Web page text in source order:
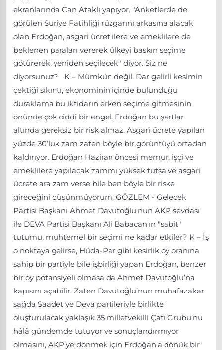
ekranlarında Can Ataklı yapıyor. "Anketlerde de
görülen Suriye Fatihliği rüzgarını arkasına alacak
olan Erdoğan, asgari ücretlilere ve emeklilere de
beklenen paraları vererek ülkeyi baskın seçime
götürerek, yeniden seçilecek" diyor. Siz ne
diyorsunuz? K – Mümkün değil. Dar gelirli kesimin
çektiği sıkıntı, ekonominin içinde bulunduğu
duraklama bu iktidarın erken seçime gitmesinin
önünde çok ciddi bir engel. Erdoğan bu şartlar
altında gereksiz bir risk almaz. Asgari ücrete yapılan
yüzde 30’luk zam zaten böyle bir görüntüyü ortadan
kaldırıyor. Erdoğan Haziran öncesi memur, işçi ve
emeklilere yapılacak zammı yüksek tutsa ve asgari
ücrete ara zam verse bile ben böyle bir riske
gireceğini düşünmüyorum. GÖZLEM - Gelecek
Partisi Başkanı Ahmet Davutoğlu'nun AKP sevdası
ile DEVA Partisi Başkanı Ali Babacan'ın "sabit"
tutumu, muhtemel bir seçimi ne kadar etkiler? K – İş
o noktaya gelirse, Hüda-Par gibi kesirlik oy oranına
sahip bir partiyle bile işbirliği yapan Erdoğan, benzer
bir oy potansiyeli olmasa da Ahmet Davutoğlu’na
kapısını açabilir. Zaten Davutoğlu’nun muhafazakar
sağda Saadet ve Deva partileriyle birlikte
oluşturulacak yaklaşık 35 milletvekilli Çatı Grubu’nu
hâlâ gündemde tutuyor ve sonuçlandırmıyor
olmasını, AKP’ye dönmek için Erdoğan’a dönük bir